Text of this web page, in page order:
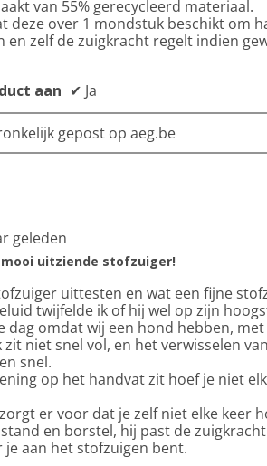
van 55% gerecycleerd materiaal.
deze over 1 mondstuk beschikt om
en zelf de zuigkracht regelt indien
aan ✔ Ja
gepost op aeg.be
geleden
uitziende stofzuiger!
uittesten en wat een fijne
twijfelde ik of hij wel op zijn
dag omdat wij een hond hebben,
zit niet snel vol, en het verwisselen
snel.
op het handvat zit hoef je niet
er voor dat je zelf niet elke keer
en borstel, hij past de
aan het stofzuigen bent.